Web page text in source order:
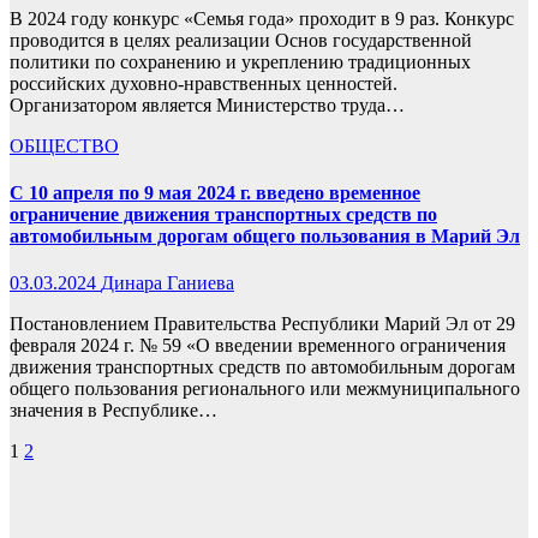
В 2024 году конкурс «Семья года» проходит в 9 раз. Конкурс
проводится в целях реализации Основ государственной
политики по сохранению и укреплению традиционных
российских духовно-нравственных ценностей.
Организатором является Министерство труда…
ОБЩЕСТВО
С 10 апреля по 9 мая 2024 г. введено временное
ограничение движения транспортных средств по
автомобильным дорогам общего пользования в Марий Эл
03.03.2024 Динара Ганиева
Постановлением Правительства Республики Марий Эл от 29
февраля 2024 г. № 59 «О введении временного ограничения
движения транспортных средств по автомобильным дорогам
общего пользования регионального или межмуниципального
значения в Республике…
Пагинация
1 2